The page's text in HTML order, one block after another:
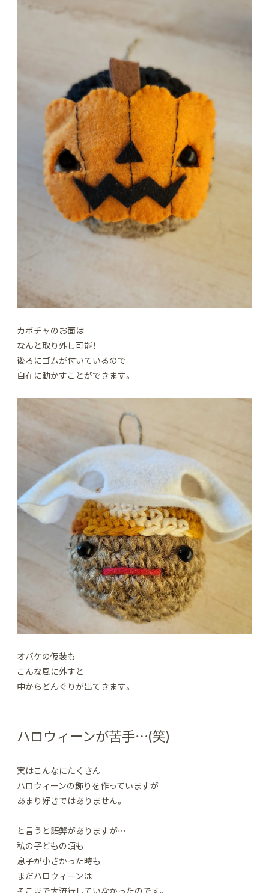
カボチャのお面は
なんと取り外し可能！
後ろにゴムが付いているので
自在に動かすことができます。
オバケの仮装も
こんな風に外すと
中からどんぐりが出てきます。
ハロウィーンが苦手…(笑)
実はこんなにたくさん
ハロウィーンの飾りを作っていますが
あまり好きではありません。
と言うと語弊がありますが…
私の子どもの頃も
息子が小さかった時も
まだハロウィーンは
そこまで大流行していなかったのです。